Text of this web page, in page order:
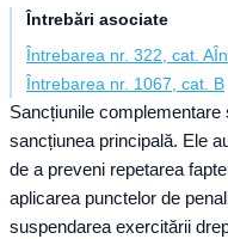
Întrebări asociate
Întrebarea nr. 322, cat. A
Întrebarea nr. 1067, cat. B
Sancțiunile
sancțiunea principală. Ele
de a preveni repetarea
aplicarea punctelor de
suspendarea exercitării